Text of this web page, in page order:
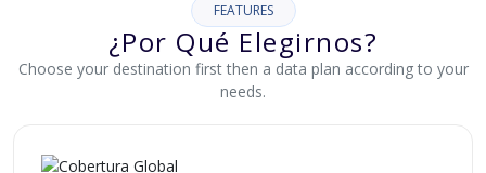
FEATURES
¿Por Qué Elegirnos?
Choose your destination first then a data plan according to your
needs.